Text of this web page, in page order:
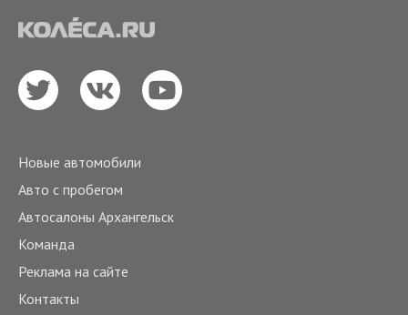
Новые автомобили
Авто с пробегом
Автосалоны Архангельск
Команда
Реклама на сайте
Контакты